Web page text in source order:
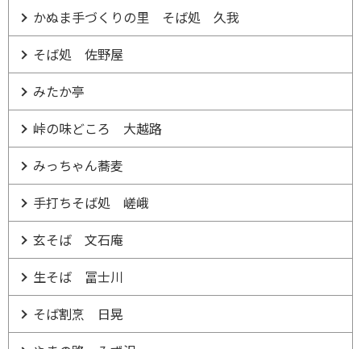
かぬま手づくりの里 そば処 久我
そば処 佐野屋
みたか亭
峠の味どころ 大越路
みっちゃん蕎麦
手打ちそば処 嵯峨
玄そば 文石庵
生そば 冨士川
そば割烹 日晃